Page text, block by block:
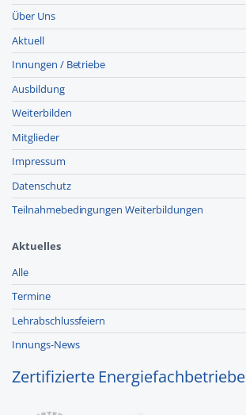
Über Uns
Aktuell
Innungen / Betriebe
Ausbildung
Weiterbilden
Mitglieder
Impressum
Datenschutz
Teilnahmebedingungen Weiterbildungen
Aktuelles
Alle
Termine
Lehr­abschluss­feiern
Innungs-News
Zertifizierte Energiefachbetriebe